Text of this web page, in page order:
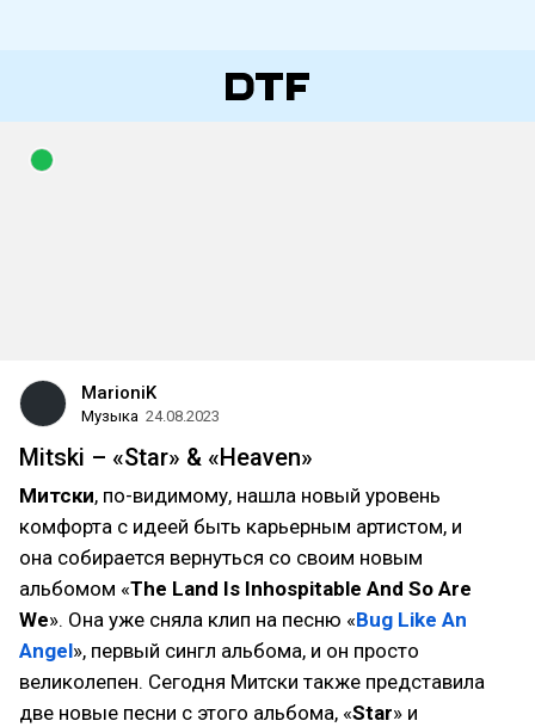
MarioniK
Музыка 24.08.2023
Mitski – «Star» & «Heaven»
Митски, по-видимому, нашла новый уровень
комфорта с идеей быть карьерным артистом, и
она собирается вернуться со своим новым
альбомом «The Land Is Inhospitable And So Are
We». Она уже сняла клип на песню «Bug Like An
Angel», первый сингл альбома, и он просто
великолепен. Сегодня Митски также представила
две новые песни с этого альбома, «Star» и